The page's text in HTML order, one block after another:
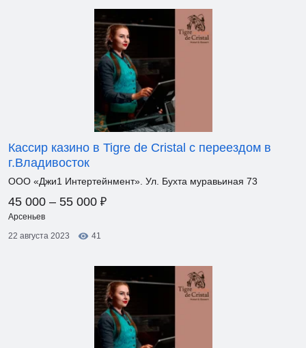
Кассир казино в Tigre de Cristal с переездом в
г.Владивосток
ООО «Джи1 Интертейнмент». Ул. Бухта муравьиная 73
45 000 – 55 000 ₽
Арсеньев
22 августа 2023
41